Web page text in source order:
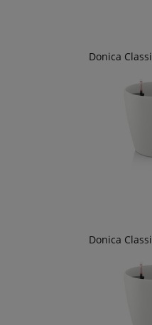
Donica
Donica